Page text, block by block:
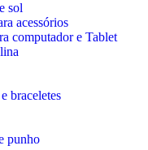
sol
acessórios
computador e Tablet
braceletes
punho